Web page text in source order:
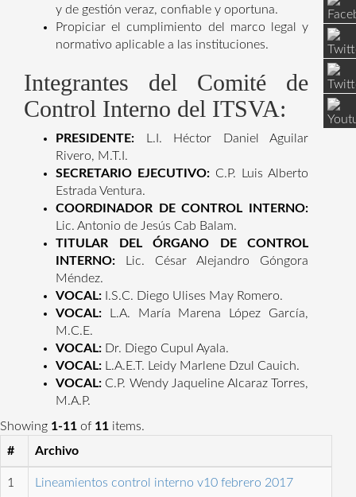
y de gestión veraz, confiable y oportuna.
Propiciar el cumplimiento del marco legal y
normativo aplicable a las instituciones.
Integrantes del Comité de
Control Interno del ITSVA:
PRESIDENTE: L.I. Héctor Daniel Aguilar
Rivero, M.T.I.
SECRETARIO EJECUTIVO: C.P. Luis Alberto
Estrada Ventura.
COORDINADOR DE CONTROL INTERNO:
Lic. Antonio de Jesús Cab Balam.
TITULAR DEL ÓRGANO DE CONTROL
INTERNO: Lic. César Alejandro Góngora
Méndez.
VOCAL: I.S.C. Diego Ulises May Romero.
VOCAL: L.A. María Marena López García,
M.C.E.
VOCAL: Dr. Diego Cupul Ayala.
VOCAL: L.A.E.T. Leidy Marlene Dzul Cauich.
VOCAL: C.P. Wendy Jaqueline Alcaraz Torres,
M.A.P.
Showing 1-11 of 11 items.
#
Archivo
1 Lineamientos control interno v10 febrero 2017